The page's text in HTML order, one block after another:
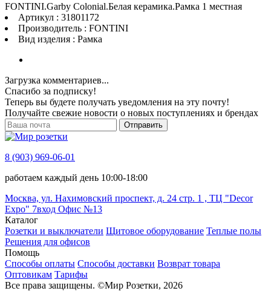
FONTINI.Garby Colonial.Белая керамика.Рамка 1 местная
Артикул : 31801172
Производитель : FONTINI
Вид изделия : Рамка
Загрузка комментариев...
Спасибо за подписку!
Теперь вы будете получать уведомления на эту почту!
Получайте свежие новости о новых поступлениях и брендах
Отправить
8 (903) 969-06-01
работаем каждый день 10:00-18:00
Москва, ул. Нахимовский проспект, д. 24 стр. 1 , ТЦ "Decor
Expo" 7вход Офис №13
Каталог
Розетки и выключатели Щитовое оборудование Теплые полы
Решения для офисов
Помощь
Способы оплаты Способы доставки Возврат товара
Оптовикам Тарифы
Все права защищены. ©Мир Розетки, 2026